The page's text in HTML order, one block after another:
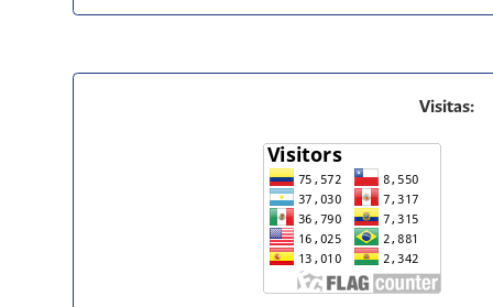
Visitas: